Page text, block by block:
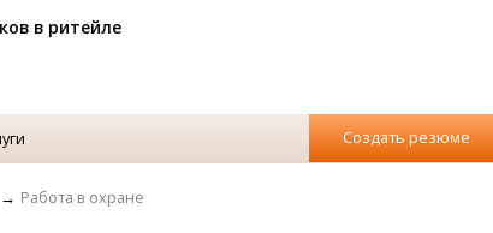
в ритейле
Создать резюме
Работа в охране